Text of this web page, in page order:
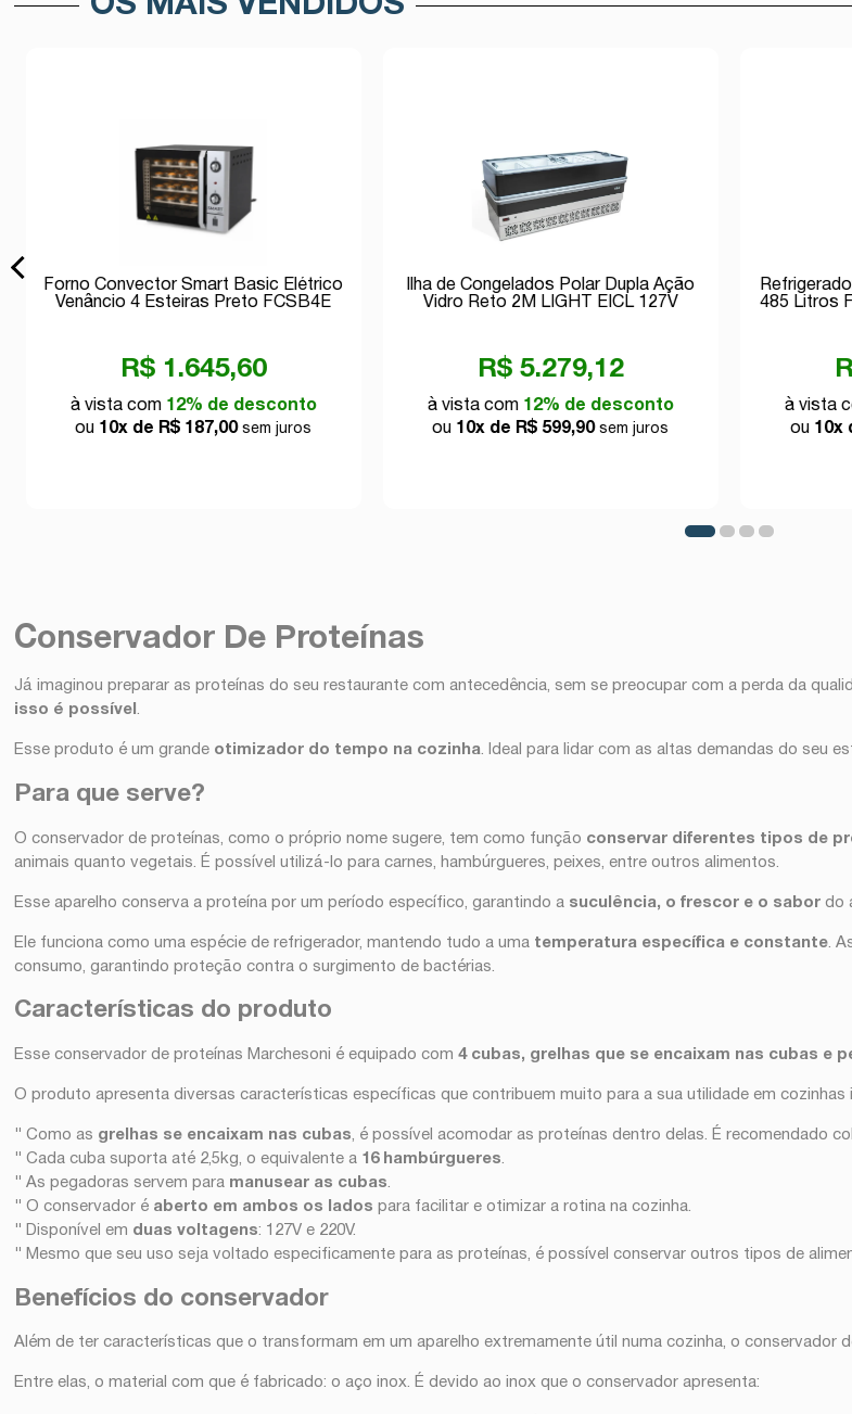
OS MAIS VENDIDOS
Forno Convector Smart Basic Elétrico
Venâncio 4 Esteiras Preto FCSB4E
R$ 1.645,60
à vista com 12% de desconto
ou 10x de R$ 187,00sem juros
Ilha de Congelados Polar Dupla Ação
Vidro Reto 2M LIGHT EICL 127V
R$ 5.279,12
à vista com 12% de desconto
ou 10x de R$ 599,90sem juros
485 Litros
à vista
ou 10x
Conservador De Proteínas
Já imaginou preparar as proteínas do seu restaurante com antecedência, sem se preocupar com a perda da
isso é possível.
Esse produto é um grande otimizador do tempo na cozinha. Ideal para lidar com as altas demandas do seu
Para que serve?
O conservador de proteínas, como o próprio nome sugere, tem como função conservar diferentes tipos de
animais quanto vegetais. É possível utilizá-lo para carnes, hambúrgueres, peixes, entre outros alimentos.
Esse aparelho conserva a proteína por um período específico, garantindo a suculência, o frescor e o sabor do
Ele funciona como uma espécie de refrigerador, mantendo tudo a uma temperatura específica e constante .
consumo, garantindo proteção contra o surgimento de bactérias.
Características do produto
Esse conservador de proteínas Marchesoni é equipado com 4 cubas, grelhas que se encaixam nas cubas e
O produto apresenta diversas características específicas que contribuem muito para a sua utilidade em cozinhas
" Como as grelhas se encaixam nas cubas, é possível acomodar as proteínas dentro delas. É recomendado
" Cada cuba suporta até 2,5kg, o equivalente a 16 hambúrgueres.
" As pegadoras servem para manusear as cubas.
" O conservador é aberto em ambos os lados para facilitar e otimizar a rotina na cozinha.
" Disponível em duas voltagens: 127V e 220V.
" Mesmo que seu uso seja voltado especificamente para as proteínas, é possível conservar outros tipos de
Benefícios do conservador
Além de ter características que o transformam em um aparelho extremamente útil numa cozinha, o conservador
Entre elas, o material com que é fabricado: o aço inox. É devido ao inox que o conservador apresenta: